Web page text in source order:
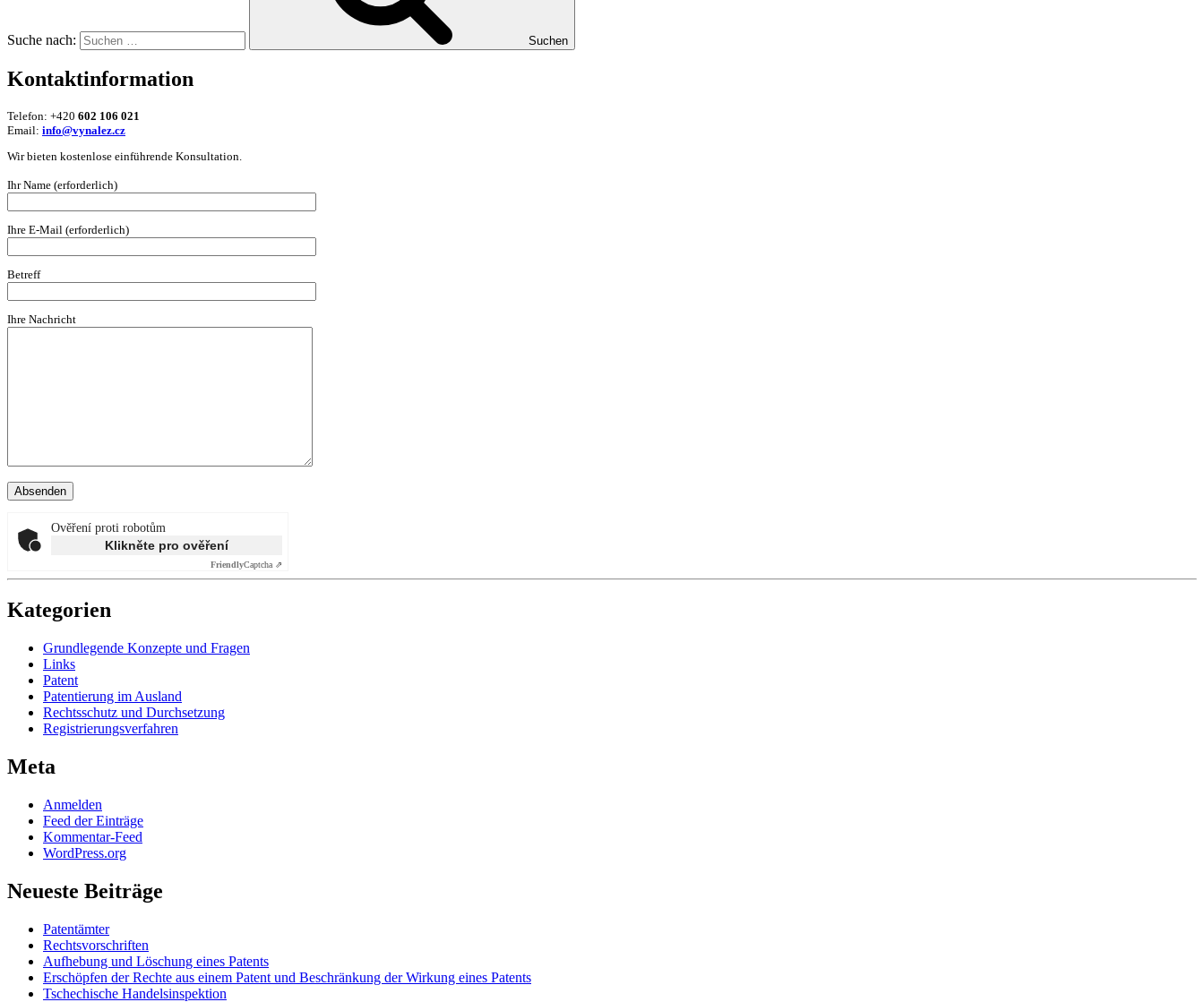
Suche nach: Suchen
Kontaktinformation
Telefon: +420 602 106 021
Email: info@vynalez.cz
Wir bieten kostenlose einführende Konsultation.
Ihr Name (erforderlich)
Ihre E-Mail (erforderlich)
Betreff
Ihre Nachricht
Ověření proti robotům
Klikněte pro ověření
FriendlyCaptcha ⇗
Kategorien
Grundlegende Konzepte und Fragen
Links
Patent
Patentierung im Ausland
Rechtsschutz und Durchsetzung
Registrierungsverfahren
Meta
Anmelden
Feed der Einträge
Kommentar-Feed
WordPress.org
Neueste Beiträge
Patentämter
Rechtsvorschriften
Aufhebung und Löschung eines Patents
Erschöpfen der Rechte aus einem Patent und Beschränkung der Wirkung eines Patents
Tschechische Handelsinspektion